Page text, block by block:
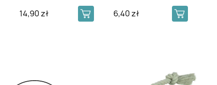
14,90 zł 6,40 zł